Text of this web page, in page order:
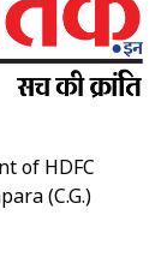
of HDFC
(C.G.)